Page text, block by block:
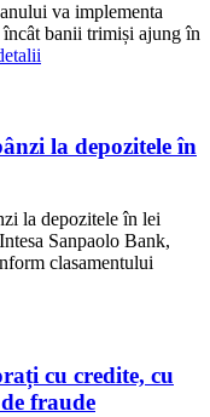
va implementa
banii trimiși ajung în
la depozitele în
la depozitele în lei
Sanpaolo Bank,
clasamentului
cu credite, cu
fraude